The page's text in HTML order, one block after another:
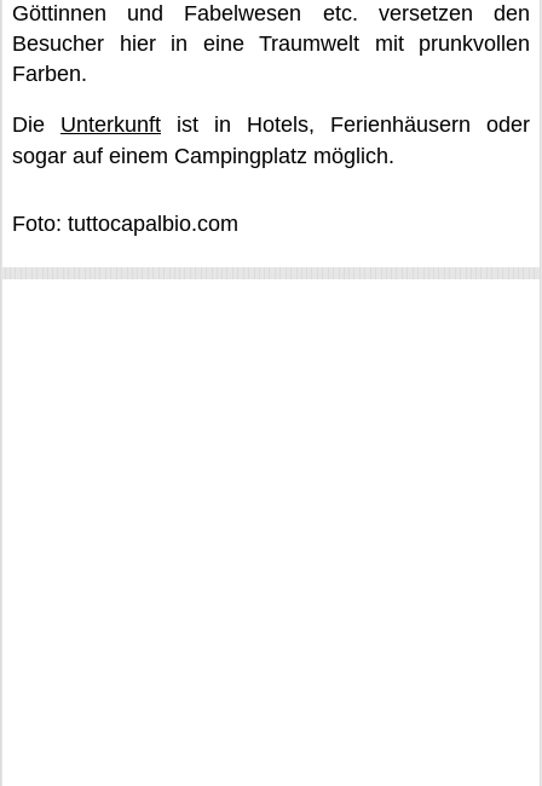
Göttinnen und Fabelwesen etc. versetzen den
Besucher hier in eine Traumwelt mit prunkvollen
Farben.
Die Unterkunft ist in Hotels, Ferienhäusern oder
sogar auf einem Campingplatz möglich.
Foto: tuttocapalbio.com